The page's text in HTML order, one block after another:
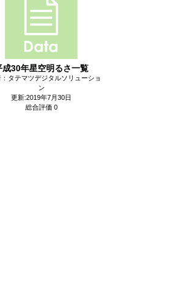
成30年星空明るさ一覧
タテマツデジタルソリューショ
ン
更新:2019年7月30日
総合評価 0